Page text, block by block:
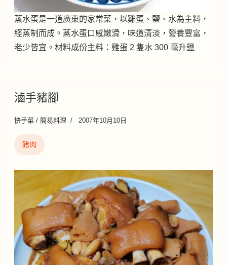
蒸水蛋是一道廣東的家常菜，以雞蛋、鹽、水為主料，
經蒸制而成。蒸水蛋口感嫩滑，味道清淡，營養豐富，
老少皆宜。材料成份主料：雞蛋 2 隻水 300 毫升鹽
滷手豬腳
快手菜 / 簡易料理 2007年10月10日
豬肉